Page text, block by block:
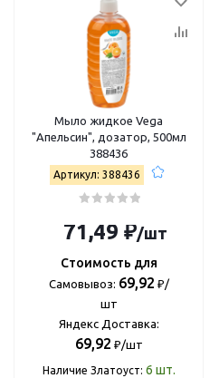
Мыло жидкое Vega
"Апельсин", дозатор, 500мл
388436
Артикул: 388436
71,49 ₽/шт
Стоимость для
Самовывоз: 69,92 ₽/
шт
Яндекс Доставка:
69,92 ₽/шт
Наличие Златоуст: 6 шт.